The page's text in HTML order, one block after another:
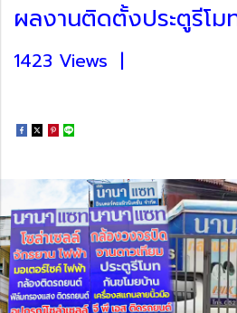
ผลงานติดตั้งประตูรีโม
1423 Views |